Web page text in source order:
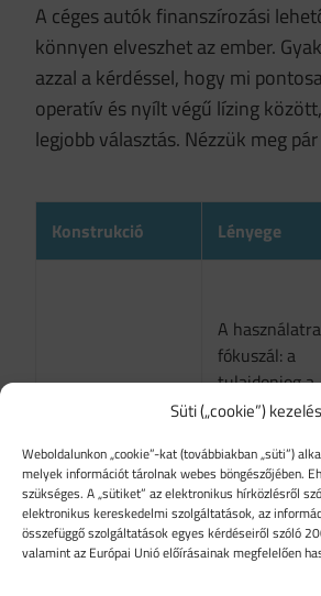
Süti („cookie”) kezelés
Weboldalunkon „cookie”-kat (továbbiakban „süti”)
melyek információt tárolnak webes böngészőjében.
szükséges. A „sütiket” az elektronikus hírközlésről
elektronikus kereskedelmi szolgáltatások, az
összefüggő szolgáltatások egyes kérdéseiről szóló
valamint az Európai Unió előírásainak megfelelően
A céges autók finanszírozási
könnyen elveszhet az ember.
azzal a kérdéssel, hogy mi
operatív és nyílt végű lízing
legjobb választás. Nézzük meg
Konstrukció Lényege
A használatra
fókuszál: a
tulajdonjog a
lízingcégnél
pedig bérli az
autót.